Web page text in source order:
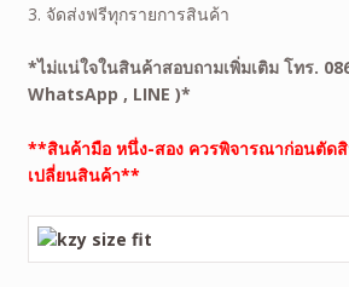
3. จัดส่งฟรีทุกรายการสินค้า
*ไม่แน่ใจในสินค้าสอบถามเพิ่มเติม โทร.
WhatsApp , LINE )*
**สินค้ามือ หนึ่ง-สอง ควรพิจารณาก่อนตัด
เปลี่ยนสินค้า**